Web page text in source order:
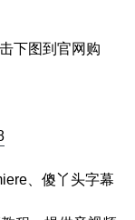
下图到官网购
、傻丫头字幕